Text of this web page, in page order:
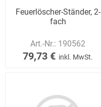
Feuerlöscher-Ständer, 2-
fach
Art.-Nr.: 190562
79,73 € inkl. MwSt.